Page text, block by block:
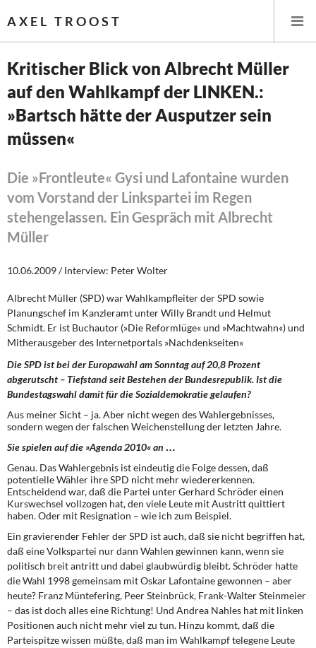
AXEL TROOST
Startseite
Themen
Wirtschaftspolitik
Steuer- und Finanzpolitik
Eurokrise und Griechenland
DIE LINKE
Memo-Gruppe
Institut Solidarische Moderne
Rosa-Luxemburg-Stiftung
Über mich
Kontakt
Kritischer Blick von Albrecht Müller
auf den Wahlkampf der LINKEN.:
»Bartsch hätte der Ausputzer sein
müssen«
Die »Frontleute« Gysi und Lafontaine wurden
vom Vorstand der Linkspartei im Regen
stehengelassen. Ein Gespräch mit Albrecht
Müller
10.06.2009 / Interview: Peter Wolter
Albrecht Müller (SPD) war Wahlkampfleiter der SPD sowie
Planungschef im Kanzleramt unter Willy Brandt und Helmut
Schmidt. Er ist Buchautor (»Die Reformlüge« und »Machtwahn«) und
Mitherausgeber des Internetportals »Nachdenkseiten«
Die SPD ist bei der Europawahl am Sonntag auf 20,8 Prozent
abgerutscht – Tiefstand seit Bestehen der Bundesrepublik. Ist die
Bundestagswahl damit für die Sozialdemokratie gelaufen?
Aus meiner Sicht – ja. Aber nicht wegen des Wahlergebnisses,
sondern wegen der falschen Weichenstellung der letzten Jahre.
Sie spielen auf die »Agenda 2010« an …
Genau. Das Wahlergebnis ist eindeutig die Folge dessen, daß
potentielle Wähler ihre SPD nicht mehr wiedererkennen.
Entscheidend war, daß die Partei unter Gerhard Schröder einen
Kurswechsel vollzogen hat, den viele Leute mit Austritt quittiert
haben. Oder mit Resignation – wie ich zum Beispiel.
Ein gravierender Fehler der SPD ist auch, daß sie nicht begriffen hat,
daß eine Volkspartei nur dann Wahlen gewinnen kann, wenn sie
politisch breit antritt und dabei glaubwürdig bleibt. Schröder hatte
die Wahl 1998 gemeinsam mit Oskar Lafontaine gewonnen – aber
heute? Franz Müntefering, Peer Steinbrück, Frank-Walter Steinmeier
– das ist doch alles eine Richtung! Und Andrea Nahles hat mit linken
Positionen auch nicht mehr viel zu tun. Hinzu kommt, daß die
Parteispitze wissen müßte, daß man im Wahlkampf telegene Leute